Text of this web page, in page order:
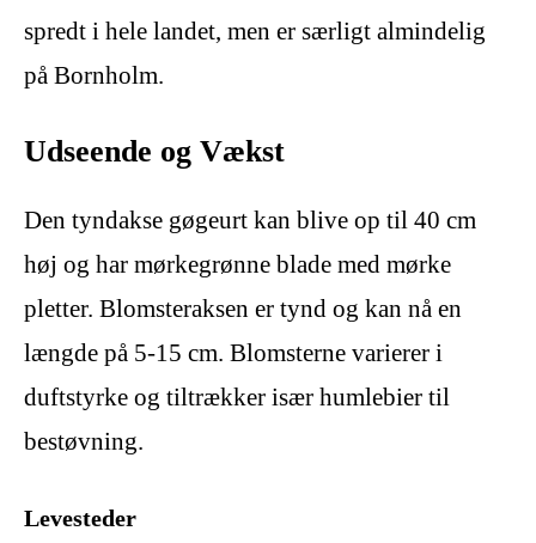
spredt i hele landet, men er særligt almindelig
på Bornholm.
Udseende og Vækst
Den tyndakse gøgeurt kan blive op til 40 cm
høj og har mørkegrønne blade med mørke
pletter. Blomsteraksen er tynd og kan nå en
længde på 5-15 cm. Blomsterne varierer i
duftstyrke og tiltrækker især humlebier til
bestøvning.
Levesteder